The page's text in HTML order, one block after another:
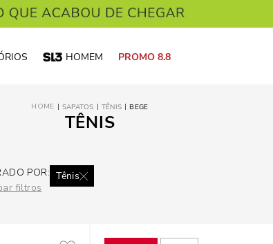
HOMEM PROMO 8.8
SAPATOS TÊNIS BEGE
TÊNIS
POR:
filtros
Tênis